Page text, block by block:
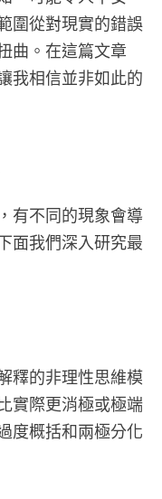
圍從對現實的錯誤
曲。在這篇文章
我相信並非如此的
有不同的現象會導
面我們深入研究最
釋的非理性思維模
實際更消極或極端
度概括和兩極分化